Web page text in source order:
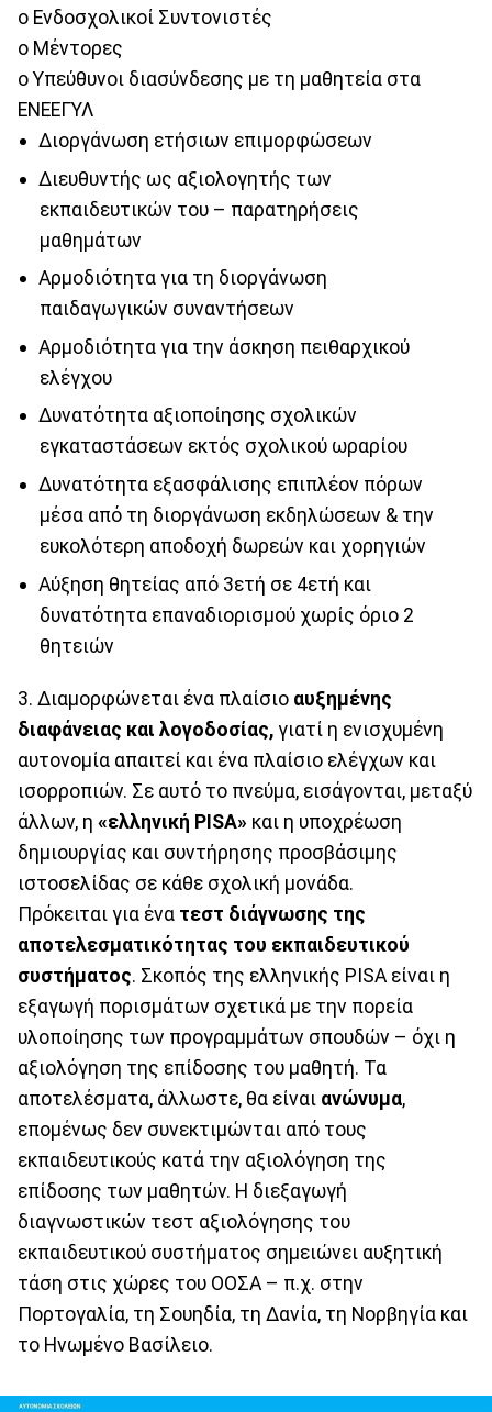
o Ενδοσχολικοί Συντονιστές
o Μέντορες
o Υπεύθυνοι διασύνδεσης με τη μαθητεία στα
ΕΝΕΕΓΥΛ
Διοργάνωση ετήσιων επιμορφώσεων
Διευθυντής ως αξιολογητής των
εκπαιδευτικών του – παρατηρήσεις
μαθημάτων
Αρμοδιότητα για τη διοργάνωση
παιδαγωγικών συναντήσεων
Αρμοδιότητα για την άσκηση πειθαρχικού
ελέγχου
Δυνατότητα αξιοποίησης σχολικών
εγκαταστάσεων εκτός σχολικού ωραρίου
Δυνατότητα εξασφάλισης επιπλέον πόρων
μέσα από τη διοργάνωση εκδηλώσεων & την
ευκολότερη αποδοχή δωρεών και χορηγιών
Αύξηση θητείας από 3ετή σε 4ετή και
δυνατότητα επαναδιορισμού χωρίς όριο 2
θητειών
3. Διαμορφώνεται ένα πλαίσιο αυξημένης
διαφάνειας και λογοδοσίας, γιατί η ενισχυμένη
αυτονομία απαιτεί και ένα πλαίσιο ελέγχων και
ισορροπιών. Σε αυτό το πνεύμα, εισάγονται, μεταξύ
άλλων, η «ελληνική PISA» και η υποχρέωση
δημιουργίας και συντήρησης προσβάσιμης
ιστοσελίδας σε κάθε σχολική μονάδα.
Πρόκειται για ένα τεστ διάγνωσης της
αποτελεσματικότητας του εκπαιδευτικού
συστήματος. Σκοπός της ελληνικής PISA είναι η
εξαγωγή πορισμάτων σχετικά με την πορεία
υλοποίησης των προγραμμάτων σπουδών – όχι η
αξιολόγηση της επίδοσης του μαθητή. Τα
αποτελέσματα, άλλωστε, θα είναι ανώνυμα,
επομένως δεν συνεκτιμώνται από τους
εκπαιδευτικούς κατά την αξιολόγηση της
επίδοσης των μαθητών. Η διεξαγωγή
διαγνωστικών τεστ αξιολόγησης του
εκπαιδευτικού συστήματος σημειώνει αυξητική
τάση στις χώρες του ΟΟΣΑ – π.χ. στην
Πορτογαλία, τη Σουηδία, τη Δανία, τη Νορβηγία και
το Ηνωμένο Βασίλειο.